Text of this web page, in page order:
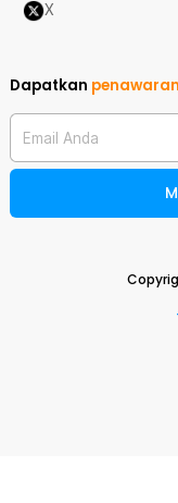
X
Dapatkan
Email Anda